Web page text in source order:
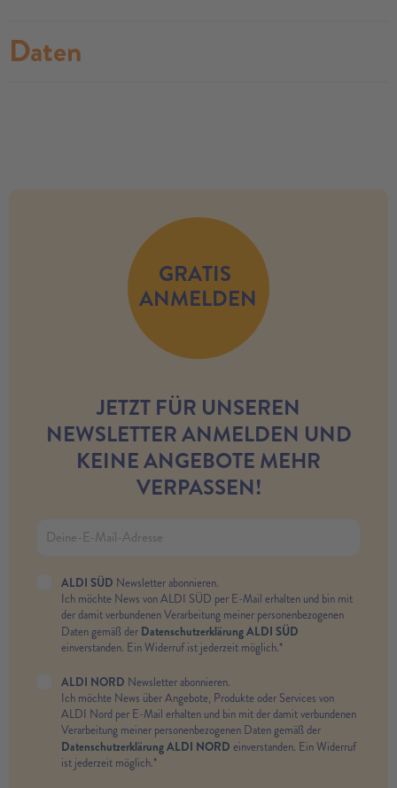
Daten
GRATIS
ANMELDEN
JETZT FÜR UNSEREN
NEWSLETTER ANMELDEN UND
KEINE ANGEBOTE MEHR
VERPASSEN!
ALDI SÜD Newsletter abonnieren.
Ich möchte News von ALDI SÜD per E-Mail erhalten und bin mit
der damit verbundenen Verarbeitung meiner personenbezogenen
Daten gemäß der Datenschutzerklärung ALDI SÜD
einverstanden. Ein Widerruf ist jederzeit möglich.*
ALDI NORD Newsletter abonnieren.
Ich möchte News über Angebote, Produkte oder Services von
ALDI Nord per E-Mail erhalten und bin mit der damit verbundenen
Verarbeitung meiner personenbezogenen Daten gemäß der
Datenschutzerklärung ALDI NORD einverstanden. Ein Widerruf
ist jederzeit möglich.*